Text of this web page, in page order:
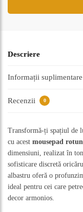
Descriere
Informații suplimentare
Recenzii 0
Transformă-ți spațiul de
cu acest mousepad
dimensiuni, realizat în
sofisticare discretă
albastru oferă o
ideal pentru cei care
decor armonios.